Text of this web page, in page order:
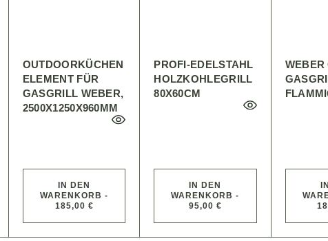
OUTDOORKÜCHEN
ELEMENT FÜR
GASGRILL WEBER,
2500X1250X960MM
IN DEN
WARENKORB -
185,00 €
PROFI-EDELSTAHL
HOLZKOHLEGRILL
80X60CM
IN DEN
WARENKORB -
95,00 €
WEBER